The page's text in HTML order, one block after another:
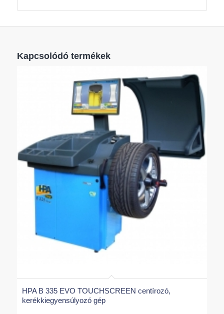
Kapcsolódó termékek
HPA B 335 EVO TOUCHSCREEN centírozó,
kerékkiegyensúlyozó gép